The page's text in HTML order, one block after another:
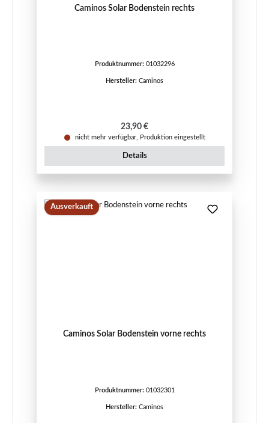
Caminos Solar Bodenstein rechts
Produktnummer: 01032296
Hersteller: Caminos
Regulärer Preis:
23,90 €
nicht mehr verfügbar, Produktion eingestellt
Details
Ausverkauft
Caminos Solar Bodenstein vorne rechts
Produktnummer: 01032301
Hersteller: Caminos